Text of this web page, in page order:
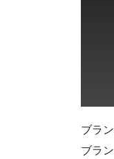
ブラ
ブラ